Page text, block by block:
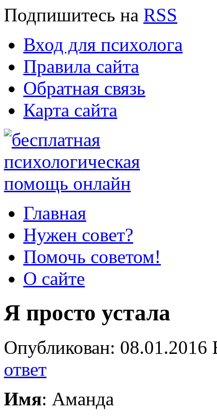
Подпишитесь на RSS
Вход для психолога
Правила сайта
Обратная связь
Карта сайта
Главная
Нужен совет?
Помочь советом!
О сайте
Я просто устала
Опубликован:
ответ
Имя: Аманда